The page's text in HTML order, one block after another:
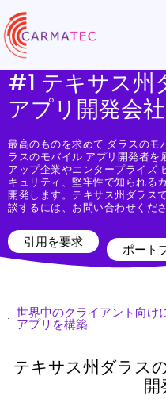
#1 テキサス州
アプリ開発会社
最高のものを求めて ダラスのモ
ラスのモバイル アプリ開発者を
アップ企業やエンタープライズ
キュリティ、堅牢性で知られる
開発します。テキサス州ダラス
談するには、お問い合わせくださ
引用を要求 ポート
世界中のクライアント向け
アプリを構築
テキサス州ダラス
開